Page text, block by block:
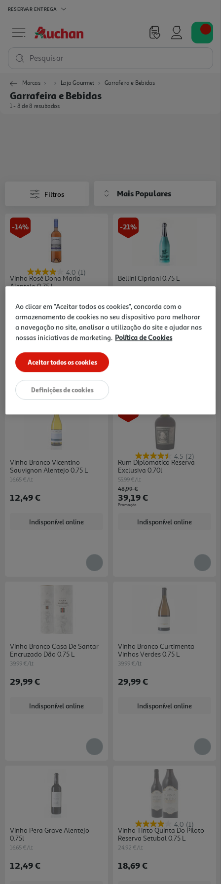
RESERVAR ENTREGA
Pesquisar
Marcas Loja Gourmet Garrafeira e Bebidas
Garrafeira e Bebidas
1 - 8 de 8 resultados
Filtros Mais Populares
-14%
4.0 (1)
Vinho Rosé Dona Maria
Alentejo 0.75 L
Price reduced from
9,99 €to
8,59 €
Promoção
-21%
Bellini Cipriani 0.75 L
Price reduced from
18,99 €to
14,99 €
Promoção
Vinho Branco Vicentino
Sauvignon Alentejo 0.75 L
16.65 €/Lt
12,49 €
Indisponível online
4.5 (2)
Rum Diplomatico Reserva
Exclusiva 0.70l
55.99 €/Lt
Price reduced from
48,99 €to
39,19 €
Promoção
Indisponível online
Vinho Branco Casa De Santar
Encruzado Dão 0.75 L
39.99 €/Lt
29,99 €
Indisponível online
Vinho Branco Curtimenta
Vinhos Verdes 0.75 L
39.99 €/Lt
29,99 €
Indisponível online
Vinho Pera Grave Alentejo
0.75l
16.65 €/Lt
12,49 €
4.0 (1)
Vinho Tinto Quinta Do Piloto
Reserva Setubal 0.75 L
24.92 €/Lt
18,69 €
Ao clicar em "Aceitar todos os cookies", concorda com o
armazenamento de cookies no seu dispositivo para melhorar
a navegação no site, analisar a utilização do site e ajudar nas
nossas iniciativas de marketing. Política de Cookies
Aceitar todos os cookies
Definições de cookies